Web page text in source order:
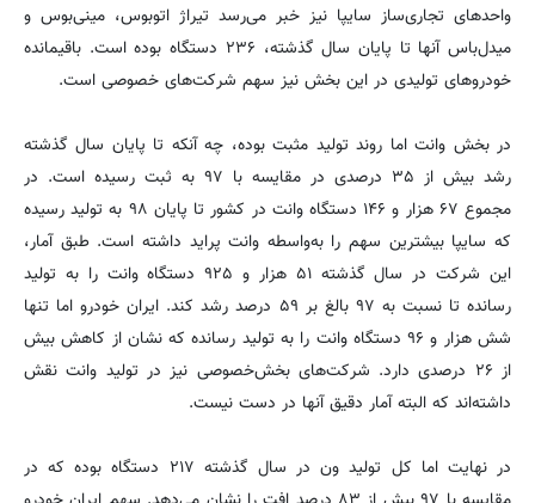
واحدهای تجاری‌ساز سایپا نیز خبر می‌رسد تیراژ اتوبوس، مینی‌بوس و
میدل‌باس آنها تا پایان سال گذشته، ۲۳۶ دستگاه بوده است. باقیمانده
خودروهای تولیدی در این بخش نیز سهم شرکت‌های خصوصی است.
در بخش وانت اما روند تولید مثبت بوده، چه آنکه تا پایان سال گذشته
رشد بیش از ۳۵ درصدی در مقایسه با ۹۷ به ثبت رسیده است. در
مجموع ۶۷ هزار و ۱۴۶ دستگاه وانت در کشور تا پایان ۹۸ به تولید رسیده
که سایپا بیشترین سهم را به‌واسطه وانت پراید داشته است. طبق آمار،
این شرکت در سال گذشته ۵۱ هزار و ۹۲۵ دستگاه وانت را به تولید
رسانده تا نسبت به ۹۷ بالغ بر ۵۹ درصد رشد کند. ایران خودرو اما تنها
شش هزار و ۹۶ دستگاه وانت را به تولید رسانده که نشان از کاهش بیش
از ۲۶ درصدی دارد. شرکت‌های بخش‌خصوصی نیز در تولید وانت نقش
داشته‌اند که البته آمار دقیق آنها در دست نیست.
در نهایت اما کل تولید ون در سال گذشته ۲۱۷ دستگاه بوده که در